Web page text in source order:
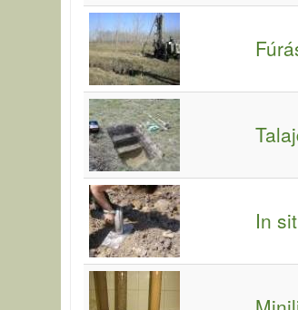
In